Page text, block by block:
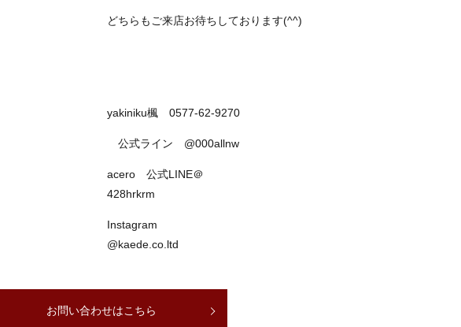
どちらもご来店お待ちしております(^^)
yakiniku楓 0577-62-9270
公式ライン @000allnw
acero 公式LINE＠
428hrkrm
Instagram
@kaede.co.ltd
お問い合わせはこちら